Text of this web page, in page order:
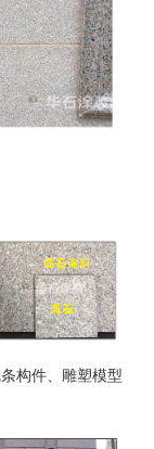
构件、雕塑模型